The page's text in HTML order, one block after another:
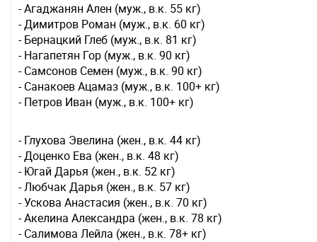
- Агаджанян Ален (муж., в.к. 55 кг)
- Димитров Роман (муж., в.к. 60 кг)
- Бернацкий Глеб (муж., в.к. 81 кг)
- Нагапетян Гор (муж., в.к. 90 кг)
- Самсонов Семен (муж., в.к. 90 кг)
- Санакоев Ацамаз (муж., в.к. 100+ кг)
- Петров Иван (муж., в.к. 100+ кг)
- Глухова Эвелина (жен., в.к. 44 кг)
- Доценко Ева (жен., в.к. 48 кг)
- Югай Дарья (жен., в.к. 52 кг)
- Любчак Дарья (жен., в.к. 57 кг)
- Ускова Анастасия (жен., в.к. 70 кг)
- Акелина Александра (жен., в.к. 78 кг)
- Салимова Лейла (жен., в.к. 78+ кг)